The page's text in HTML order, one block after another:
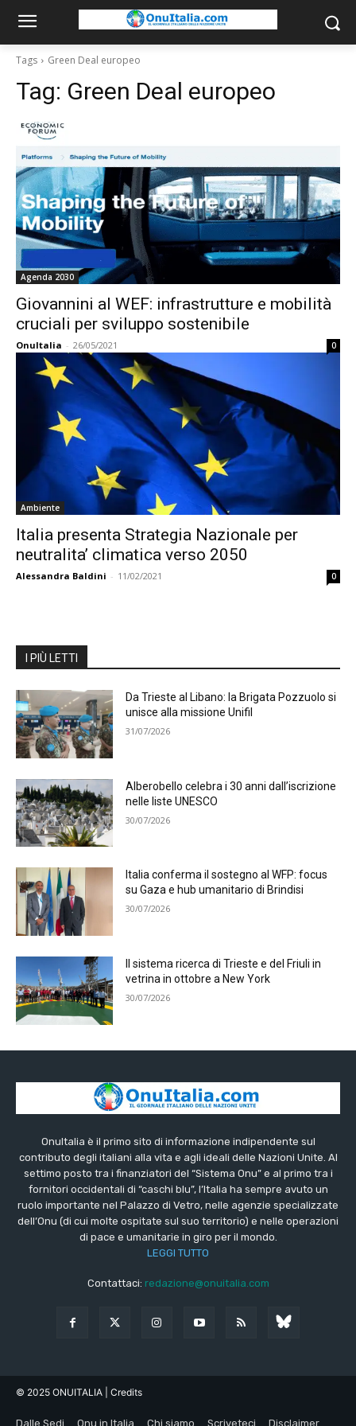
Tags Green Deal europeo
Tag: Green Deal europeo
Agenda 2030
Giovannini al WEF: infrastrutture e mobilità
cruciali per sviluppo sostenibile
OnuItalia - 26/05/2021 0
Ambiente
Italia presenta Strategia Nazionale per
neutralita’ climatica verso 2050
Alessandra Baldini - 11/02/2021 0
I PIÙ LETTI
Da Trieste al Libano: la Brigata Pozzuolo si
unisce alla missione Unifil
31/07/2026
Alberobello celebra i 30 anni dall’iscrizione
nelle liste UNESCO
30/07/2026
Italia conferma il sostegno al WFP: focus
su Gaza e hub umanitario di Brindisi
30/07/2026
Il sistema ricerca di Trieste e del Friuli in
vetrina in ottobre a New York
30/07/2026
OnuItalia è il primo sito di informazione indipendente sul
contributo degli italiani alla vita e agli ideali delle Nazioni Unite. Al
settimo posto tra i finanziatori del “Sistema Onu” e al primo tra i
fornitori occidentali di “caschi blu”, l’Italia ha sempre avuto un
ruolo importante nel Palazzo di Vetro, nelle agenzie specializzate
dell’Onu (di cui molte ospitate sul suo territorio) e nelle operazioni
di pace e umanitarie in giro per il mondo.
LEGGI TUTTO
Contattaci: redazione@onuitalia.com
© 2025 ONUITALIA | Credits
Dalle Sedi Onu in Italia Chi siamo Scriveteci Disclaimer